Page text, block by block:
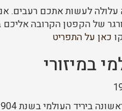
לעשות אתכם רעבים.
של הקפטן הקרובה אליכם
כאן על התפריט
במיזורי